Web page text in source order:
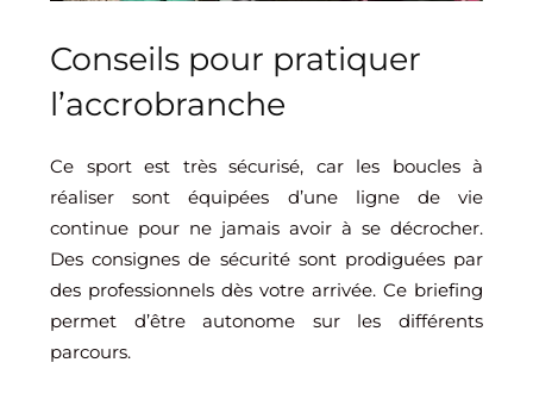
Conseils pour pratiquer
l’accrobranche
Ce sport est très sécurisé, car les boucles à
réaliser sont équipées d’une ligne de vie
continue pour ne jamais avoir à se décrocher.
Des consignes de sécurité sont prodiguées par
des professionnels dès votre arrivée. Ce briefing
permet d’être autonome sur les différents
parcours.